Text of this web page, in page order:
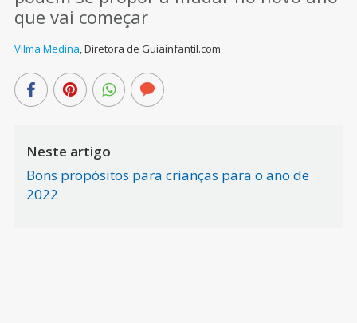
que vai começar
Vilma Medina,Diretora de Guiainfantil.com
Neste artigo
Bons propósitos para crianças para o ano de
2022